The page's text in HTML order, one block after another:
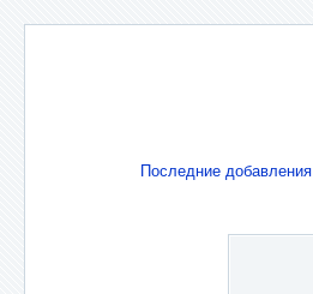
Последние добавления